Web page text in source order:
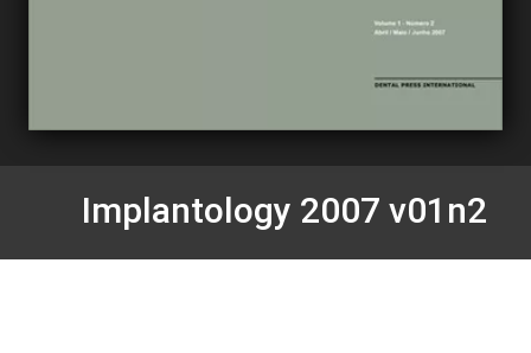
Implantology 2007 v01n2